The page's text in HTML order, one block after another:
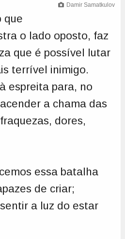
Damir Samatkulov
que
o lado oposto, faz
que é possível lutar
terrível inimigo.
espreita para, no
a chama das
dores,
essa batalha
de criar;
a luz do estar